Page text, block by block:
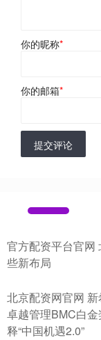
你的昵称*
你的邮箱*
提交评论
官方配资平台官网
些新布局
北京配资网官网
卓越管理BMC白金
释“中国机遇2.0”